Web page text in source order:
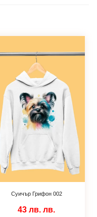
Суичър Грифон 002
43 лв. лв.